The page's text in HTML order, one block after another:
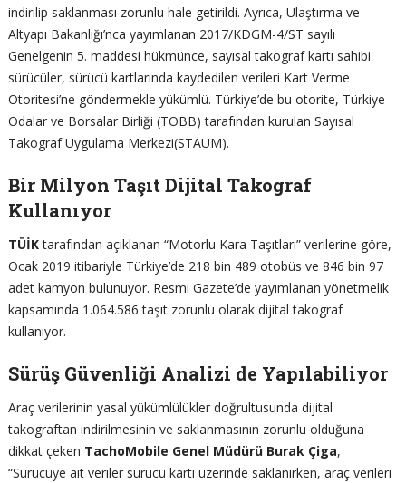
indirilip saklanması zorunlu hale getirildi. Ayrıca, Ulaştırma ve
Altyapı Bakanlığı’nca yayımlanan 2017/KDGM-4/ST sayılı
Genelgenin 5. maddesi hükmünce, sayısal takograf kartı sahibi
sürücüler, sürücü kartlarında kaydedilen verileri Kart Verme
Otoritesi’ne göndermekle yükümlü. Türkiye’de bu otorite, Türkiye
Odalar ve Borsalar Birliği (TOBB) tarafından kurulan Sayısal
Takograf Uygulama Merkezi(STAUM).
Bir Milyon Taşıt Dijital Takograf
Kullanıyor
TÜİKtarafından açıklanan “Motorlu Kara Taşıtları” verilerine göre,
Ocak 2019 itibariyle Türkiye’de 218 bin 489 otobüs ve 846 bin 97
adet kamyon bulunuyor. Resmi Gazete’de yayımlanan yönetmelik
kapsamında 1.064.586 taşıt zorunlu olarak dijital takograf
kullanıyor.
Sürüş Güvenliği Analizi de Yapılabiliyor
Araç verilerinin yasal yükümlülükler doğrultusunda dijital
takograftan indirilmesinin ve saklanmasının zorunlu olduğuna
dikkat çeken TachoMobile Genel Müdürü Burak Çiga,
“Sürücüye ait veriler sürücü kartı üzerinde saklanırken, araç verileri